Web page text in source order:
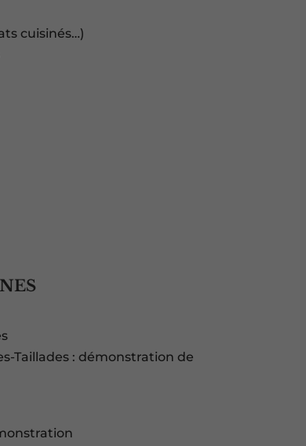
cuisinés…)
Taillades : démonstration de